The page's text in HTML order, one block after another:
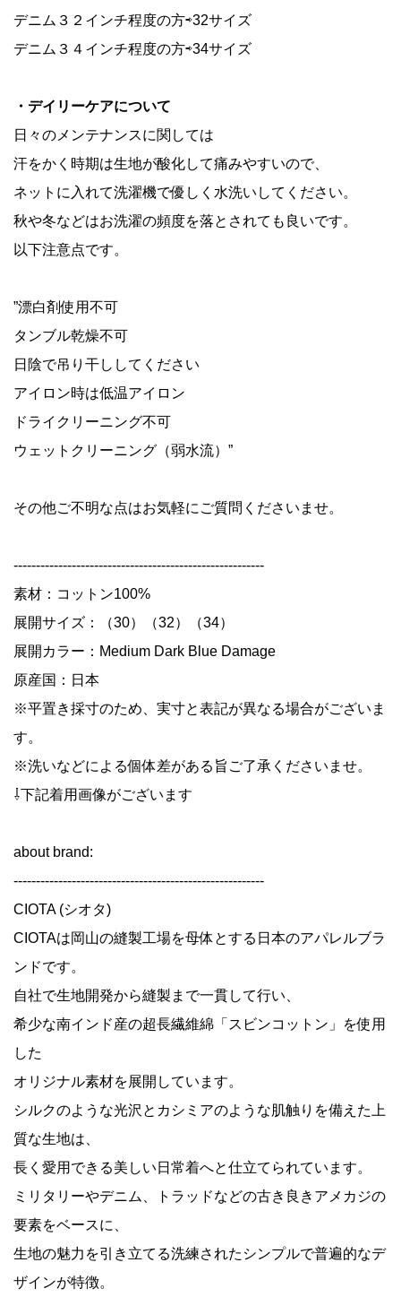
デニム３２インチ程度の方⇨32サイズ
デニム３４インチ程度の方⇨34サイズ
・デイリーケアについて
日々のメンテナンスに関しては
汗をかく時期は生地が酸化して痛みやすいので、
ネットに入れて洗濯機で優しく水洗いしてください。
秋や冬などはお洗濯の頻度を落とされても良いです。
以下注意点です。
”漂白剤使用不可
タンブル乾燥不可
日陰で吊り干ししてください
アイロン時は低温アイロン
ドライクリーニング不可
ウェットクリーニング（弱水流）”
その他ご不明な点はお気軽にご質問くださいませ。
--------------------------------------------------------
素材：コットン100%
展開サイズ：（30）（32）（34）
展開カラー：Medium Dark Blue Damage
原産国：日本
※平置き採寸のため、実寸と表記が異なる場合がございま
す。
※洗いなどによる個体差がある旨ご了承くださいませ。
⇩下記着用画像がございます
about brand:
--------------------------------------------------------
CIOTA (シオタ)
CIOTAは岡山の縫製工場を母体とする日本のアパレルブラ
ンドです。
自社で生地開発から縫製まで一貫して行い、
希少な南インド産の超長繊維綿「スビンコットン」を使用
した
オリジナル素材を展開しています。
シルクのような光沢とカシミアのような肌触りを備えた上
質な生地は、
長く愛用できる美しい日常着へと仕立てられています。
ミリタリーやデニム、トラッドなどの古き良きアメカジの
要素をベースに、
生地の魅力を引き立てる洗練されたシンプルで普遍的なデ
ザインが特徴。